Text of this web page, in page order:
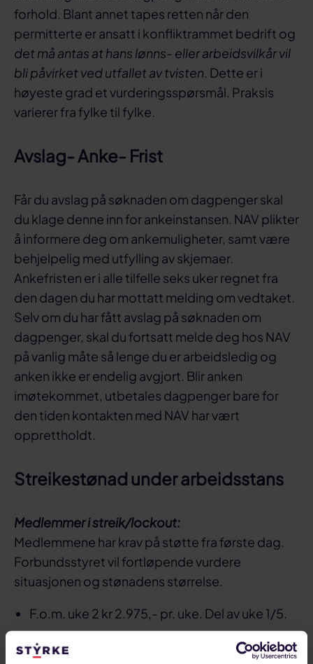
forhold. Blant annet tapes retten når den
permitterte er ansatt i konfliktrammet bedrift og
det må antas at hans lønns- eller arbeidsvilkår vil
bli påvirket ved utfallet av tvisten. Dette er i
høyeste grad et vurderingsspørsmål. Praksis
varierer fra fylke til fylke.
Avslag- Anke- Frist
Får du avslag på søknaden om dagpenger skal
du klage denne inn for ankeinstansen. NAV plikter
å informere deg om ankemuligheter, samt være
behjelpelig med utfylling av skjemaer.
Ankefristen er i alle tilfelle seks uker regnet fra
den dagen du har mottatt melding om vedtaket.
Selv om du har fått avslag på søknaden om
dagpenger, skal du fortsatt melde deg hos NAV
på vanlig måte så lenge du er arbeidsledig og
anken ikke er endelig avgjort. Blir anken
imøtekommet, utbetales dagpenger bare for
den tiden kontakten med NAV har vært
opprettholdt.
Streikestønad under arbeidsstans
Medlemmer i streik/lockout:
Medlemmene har krav på støtte fra første dag.
Forbundsstyret vil fortløpende vurdere
situasjonen og stønadens størrelse.
F.o.m. uke 2 kr 2.975,- pr. uke. Del av uke 1/5.
F.o.m. uke 3 kr 3.320,- pr. uke. Del av uke 1/5.